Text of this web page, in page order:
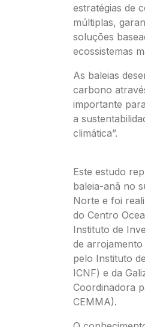
estratégias de
múltiplas,
soluções
ecossistemas
As baleias
carbono
importante
a
climática”.
Este estudo
baleia-anã no
Norte e foi
do Centro
Instituto de
de
pelo Instituto
ICNF) e da
Coordinadora
CEMMA).